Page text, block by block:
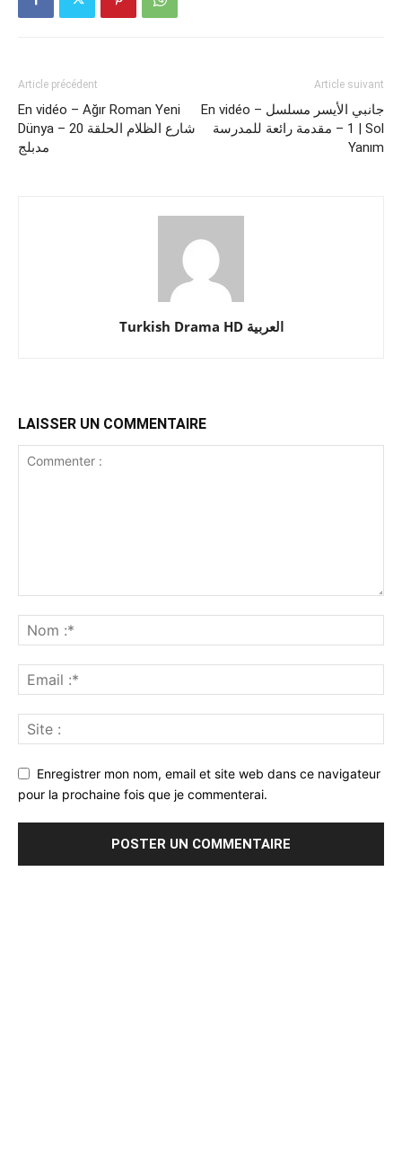
Article précédent
En vidéo – Ağır Roman Yeni
Dünya – شارع الظلام الحلقة 20
مدبلج
Article suivant
En vidéo – جانبي الأيسر مسلسل
1 – مقدمة رائعة للمدرسة | Sol
Yanım
Turkish Drama HD العربية
LAISSER UN COMMENTAIRE
Enregistrer mon nom, email et site web dans ce navigateur
pour la prochaine fois que je commenterai.